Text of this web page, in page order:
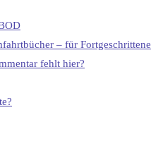
– für Fortgeschrittene
fehlt hier?